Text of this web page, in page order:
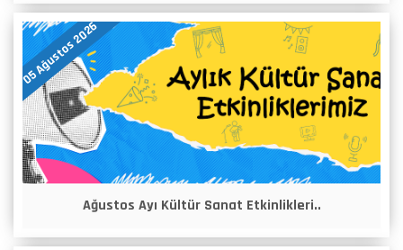
05 Ağustos 2026
Ağustos Ayı Kültür Sanat Etkinlikleri..